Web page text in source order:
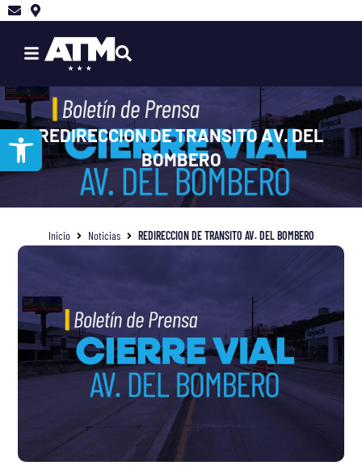
contenido
REDIRECCION DE TRANSITO AV. DEL
BOMBERO
Inicio Noticias REDIRECCION DE TRANSITO AV. DEL BOMBERO
Abrir barra de herramientas